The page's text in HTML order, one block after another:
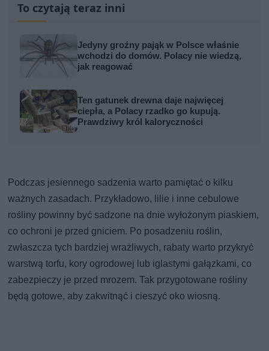
To czytają teraz inni
Jedyny groźny pająk w Polsce właśnie
wchodzi do domów. Polacy nie wiedzą,
jak reagować
Ten gatunek drewna daje najwięcej
ciepła, a Polacy rzadko go kupują.
Prawdziwy król kaloryczności
Podczas jesiennego sadzenia warto pamiętać o kilku
ważnych zasadach. Przykładowo, lilie i inne cebulowe
rośliny powinny być sadzone na dnie wyłożonym piaskiem,
co ochroni je przed gniciem. Po posadzeniu roślin,
zwłaszcza tych bardziej wrażliwych, rabaty warto przykryć
warstwą torfu, kory ogrodowej lub iglastymi gałązkami, co
zabezpieczy je przed mrozem. Tak przygotowane rośliny
będą gotowe, aby zakwitnąć i cieszyć oko wiosną.